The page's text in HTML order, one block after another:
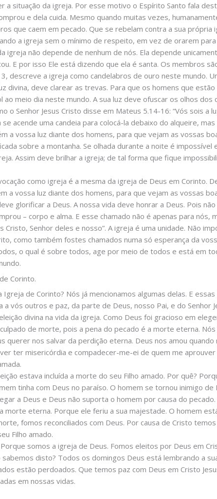
a situação da igreja. Por esse motivo o Espírito Santo fala
e dela cuida. Mesmo quando muitas vezes,
que caem em pecado. Que se rebelam contra a sua própria
a igreja sem o mínimo de respeito, em vez de orarem
igreja não depende de nenhum de nós. Ela depende
E por isso Ele está dizendo que ela é santa. Os membros
descreve a igreja como candelabros de ouro neste mundo.
divina, deve clarear as trevas. Para que os homens que
meio dia neste mundo. A sua luz deve ofuscar os olhos
o Senhor Jesus Cristo disse em Mateus 5.14-16: “Vós sois a
acende uma candeia para colocá-la debaixo do alqueire,
a vossa luz diante dos homens, para que vejam as vossas
sobre a montanha. Se olhada durante a noite é impossível
Assim deve brilhar a igreja; de tal forma que fique
como igreja é a mesma da igreja de Deus em Corinto.
a vossa luz diante dos homens, para que vejam as vossas
glorificar a Deus. A nossa vida deve honrar a Deus. Pois
– corpo e alma. E esse chamado não é apenas para nós,
Cristo, Senhor deles e nosso”. A igreja é uma unidade. Não
como também fostes chamados numa só esperança da
o qual é sobre todos, age por meio de todos e está em
Corinto.
de Corinto? Nós já mencionamos algumas delas. E
vós outros e paz, da parte de Deus, nosso Pai, e do Senhor
divina na vida da igreja. Como Deus foi gracioso em
de morte, pois a pena do pecado é a morte eterna.
querer nos salvar da perdição eterna. Deus nos amou quando
ter misericórdia e compadecer-me-ei de quem me aprouver
estava incluída a morte do seu Filho amado. Por quê?
tinha com Deus no paraíso. O homem se tornou inimigo
a Deus e Deus não suporta o homem por causa do
morte eterna. Porque ele feriu a sua majestade. O homem
fomos reconciliados com Deus. Por causa de Cristo
Filho amado.
somos a igreja de Deus. Fomos eleitos por Deus em
sabemos disto? Todos os domingos Deus está lembrando a
estão perdoados. Que temos paz com Deus em Cristo
em nossas vidas.